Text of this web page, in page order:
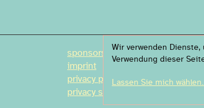
sponsors & partners
imprint
privacy policy
privacy settings
Wir verwenden
Verwendung dieser
Lassen Sie mich wählen